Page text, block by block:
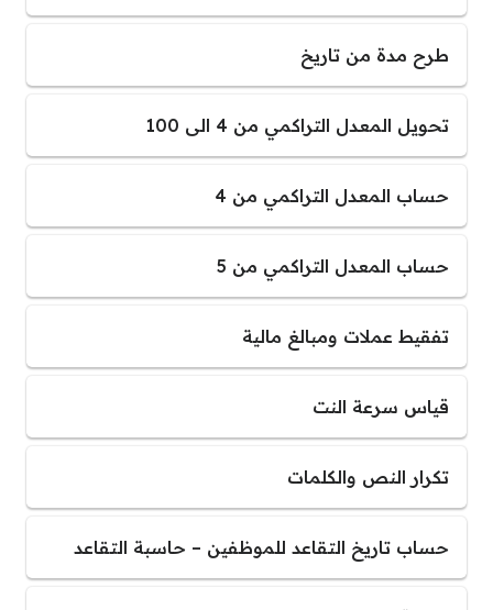
طرح مدة من تاريخ
تحويل المعدل التراكمي من 4 الى 100
حساب المعدل التراكمي من 4
حساب المعدل التراكمي من 5
تفقيط عملات ومبالغ مالية
قياس سرعة النت
تكرار النص والكلمات
حساب تاريخ التقاعد للموظفين – حاسبة التقاعد